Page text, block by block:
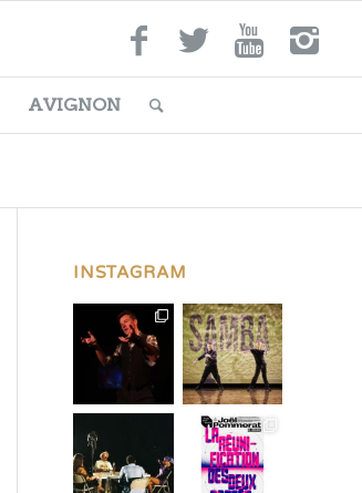
AVIGNON
INSTAGRAM